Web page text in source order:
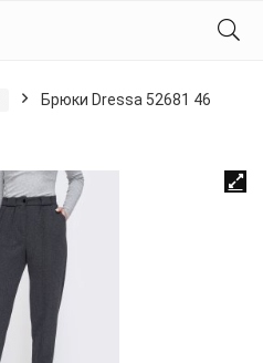
Брюки Dressa 52681 46